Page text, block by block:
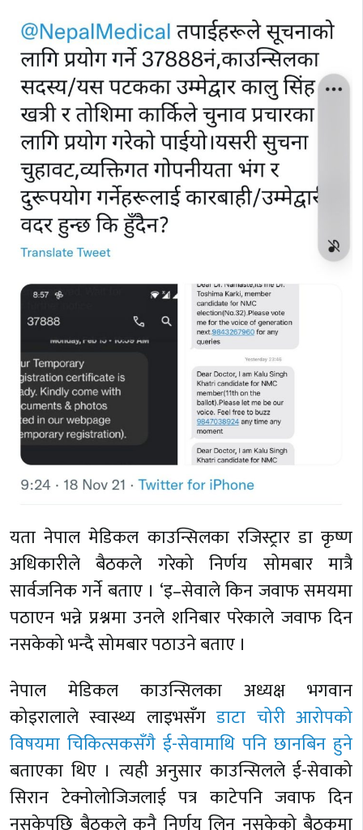
यता नेपाल मेडिकल काउन्सिलका रजिस्ट्रार डा कृष्ण
अधिकारीले बैठकले गरेको निर्णय सोमबार मात्रै
सार्वजनिक गर्ने बताए । ‘इ–सेवाले किन जवाफ समयमा
पठाएन भन्ने प्रश्नमा उनले शनिबार परेकाले जवाफ दिन
नसकेको भन्दै सोमबार पठाउने बताए ।
नेपाल मेडिकल काउन्सिलका अध्यक्ष भगवान
कोइरालाले स्वास्थ्य लाइभसँगडाटा चोरी आरोपको
विषयमा चिकित्सकसँगै ई-सेवामाथि पनि छानबिन हुने
बताएका थिए । त्यही अनुसार काउन्सिलले ई-सेवाको
सिरान टेक्नोलोजिजलाई पत्र काटेपनि जवाफ दिन